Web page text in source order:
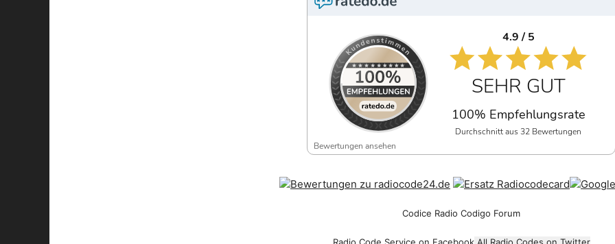
4.9 / 5
SEHR GUT
100% Empfehlungsrate
Durchschnitt aus 32 Bewertungen
Bewertungen ansehen
Codice Radio Codigo Forum
Radio Code Service on Facebook All Radio Codes on Twitter